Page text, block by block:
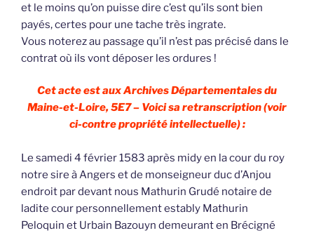
et le moins qu’on puisse dire c’est qu’ils sont bien
payés, certes pour une tache très ingrate.
Vous noterez au passage qu’il n’est pas précisé dans le
contrat où ils vont déposer les ordures !
Cet acte est aux Archives Départementales du
Maine-et-Loire, 5E7 – Voici sa retranscription (voir
ci-contre propriété intellectuelle) :
Le samedi 4 février 1583 après midy en la cour du roy
notre sire à Angers et de monseigneur duc d’Anjou
endroit par devant nous Mathurin Grudé notaire de
ladite cour personnellement estably Mathurin
Peloquin et Urbain Bazouyn demeurant en Brécigné